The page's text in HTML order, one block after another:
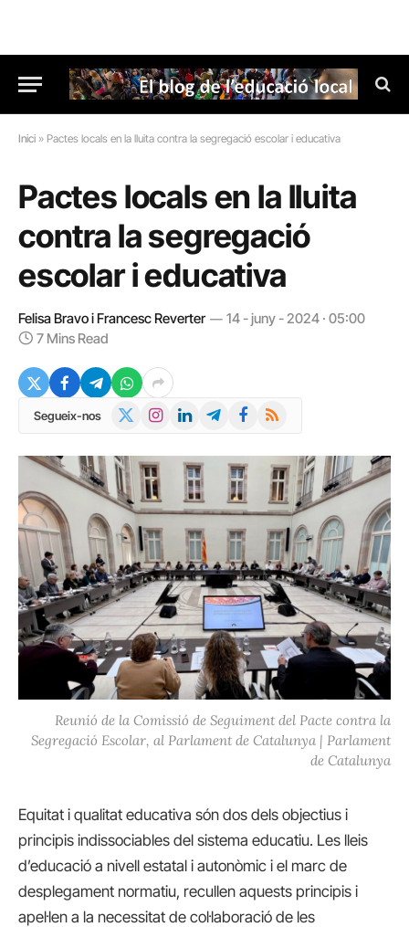
Inici » Pactes locals en la lluita contra la segregació escolar i educativa
Pactes locals en la lluita
contra la segregació
escolar i educativa
Felisa Bravo i Francesc Reverter
14 - juny - 2024 · 05:00
7 Mins Read
Segueix-nos InstagramLinkedInTelegramFacebook
RSS
Reunió de la Comissió de Seguiment del Pacte contra la
Segregació Escolar, al Parlament de Catalunya | Parlament
de Catalunya
Equitat i qualitat educativa són dos dels objectius i
principis indissociables del sistema educatiu. Les lleis
d’educació a nivell estatal i autonòmic i el marc de
desplegament normatiu, recullen aquests principis i
apel·len a la necessitat de col·laboració de les